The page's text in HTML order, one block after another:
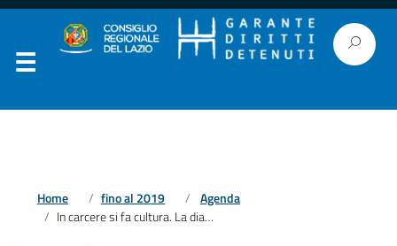
Home fino al 2019
Agenda
In carcere si fa cultura. La dialettica debito/credito nelle relazioni umane